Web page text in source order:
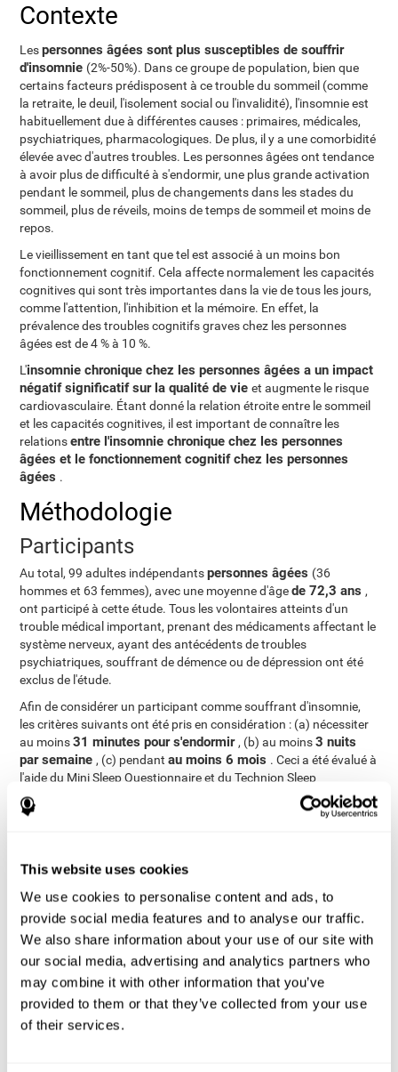
This website uses cookies
We use cookies to personalise content and ads, to
provide social media features and to analyse our traffic.
We also share information about your use of our site with
our social media, advertising and analytics partners who
may combine it with other information that you’ve
provided to them or that they’ve collected from your use
of their services.
Contexte
Lespersonnes âgées sont plus susceptibles de souffrir
d'insomnie (2%-50%). Dans ce groupe de population, bien que
certains facteurs prédisposent à ce trouble du sommeil (comme
la retraite, le deuil, l'isolement social ou l'invalidité), l'insomnie est
habituellement due à différentes causes : primaires, médicales,
psychiatriques, pharmacologiques. De plus, il y a une comorbidité
élevée avec d'autres troubles. Les personnes âgées ont tendance
à avoir plus de difficulté à s'endormir, une plus grande activation
pendant le sommeil, plus de changements dans les stades du
sommeil, plus de réveils, moins de temps de sommeil et moins de
repos.
Le vieillissement en tant que tel est associé à un moins bon
fonctionnement cognitif. Cela affecte normalement les capacités
cognitives qui sont très importantes dans la vie de tous les jours,
comme l'attention, l'inhibition et la mémoire. En effet, la
prévalence des troubles cognitifs graves chez les personnes
âgées est de 4 % à 10 %.
L'insomnie chronique chez les personnes âgées a un impact
négatif significatif sur la qualité de vieet augmente le risque
cardiovasculaire. Étant donné la relation étroite entre le sommeil
et les capacités cognitives, il est important de connaître les
relationsentre l'insomnie chronique chez les personnes
âgées et le fonctionnement cognitif chez les personnes
âgées .
Méthodologie
Participants
Au total, 99 adultes indépendantspersonnes âgées (36
hommes et 63 femmes), avec une moyenne d'âgede 72,3 ans,
ont participé à cette étude. Tous les volontaires atteints d'un
trouble médical important, prenant des médicaments affectant le
système nerveux, ayant des antécédents de troubles
psychiatriques, souffrant de démence ou de dépression ont été
exclus de l'étude.
Afin de considérer un participant comme souffrant d'insomnie,
les critères suivants ont été pris en considération : (a) nécessiter
au moins31 minutes pour s'endormir, (b) au moins3 nuits
par semaine, (c) pendantau moins 6 mois . Ceci a été évalué à
l'aide du Mini Sleep Questionnaire et du Technion Sleep
Questionnaire. Selon leurs réponses, les utilisateurs ont été
divisés en deux groupes : les personnes âgées souffrant
L'état cognitif de chaque participant a été mesuré
individuellement à l'aide de l'outil d'évaluation et d'entraînement
cognitif en ligne de CogniFit.
Analyses
Le travail des données a été réalisé à travers l'analyse de la
variance (ANOVA) du plan bidirectionnel mixte, en utilisant le
groupe comme variable interfactorielle et le temps de réaction
comme variable intra-sujet. Un t de Student a été appliqué pour